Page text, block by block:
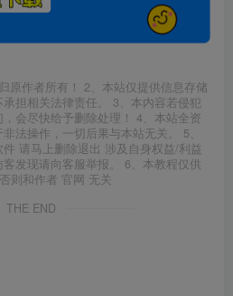
原作者所有！ 2、本站仅提供信息存储
担相关法律责任。 3、本内容若侵犯
会尽快给予删除处理！ 4、本站全资
法操作，一切后果与本站无关。 5、
请马上删除退出 涉及自身权益/利益
发现请向客服举报。 6、本教程仅供
则和作者 官网 无关
THE END